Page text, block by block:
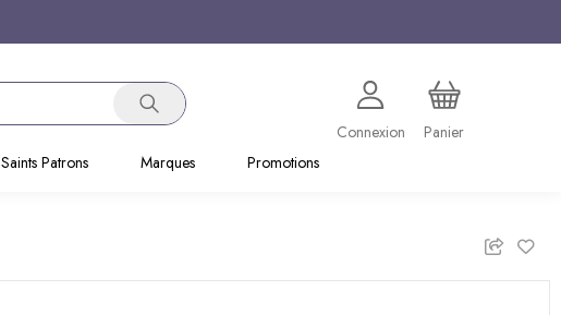
Connexion
Panier
Saints Patrons Marques Promotions